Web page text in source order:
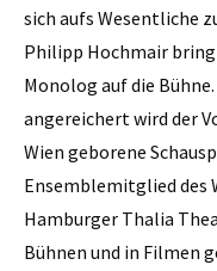
sich aufs Wesentliche
Philipp Hochmair
Monolog auf die
angereichert wird der
Wien geborene
Ensemblemitglied des
Hamburger Thalia
Bühnen und in Filmen